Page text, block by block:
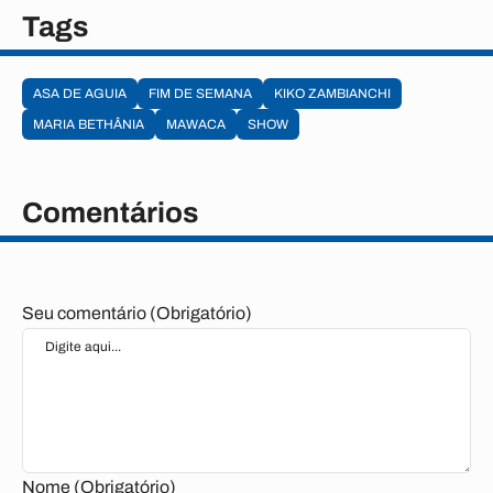
Tags
ASA DE AGUIA FIM DE SEMANA
KIKO ZAMBIANCHI
MARIA BETHÂNIA
MAWACA SHOW
Comentários
Seu comentário (Obrigatório)
Nome (Obrigatório)